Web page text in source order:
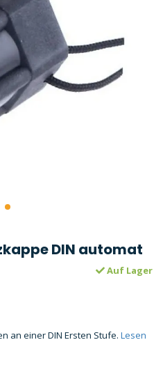
DIN automat
Auf Lager
an einer DIN Ersten Stufe. Lesen